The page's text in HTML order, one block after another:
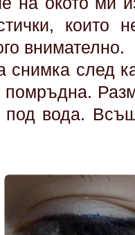
които
внимателно.
снимка след
под вода.